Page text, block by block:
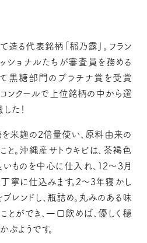
造る代表銘柄「稲乃露」。フラン
ショナルたちが審査員を務める
て黒糖部門のプラチナ賞を受賞
コンクールで上位銘柄の中から選
た！
を米麹の2倍量使い、原料由来の
と。沖縄産サトウキビは、茶褐色
いものを中心に仕入れ、12～3月
寧に仕込みます。2～3年寝かし
レンドし、瓶詰め。丸みのある味
ができ、一口飲めば、優しく穏
ようです。